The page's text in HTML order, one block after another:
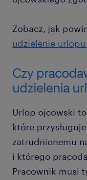
Zobacz, jak
udzielenie
Czy
udzielenia
Urlop ojcowski
które
zatrudnionemu
i którego
Pracownik musi